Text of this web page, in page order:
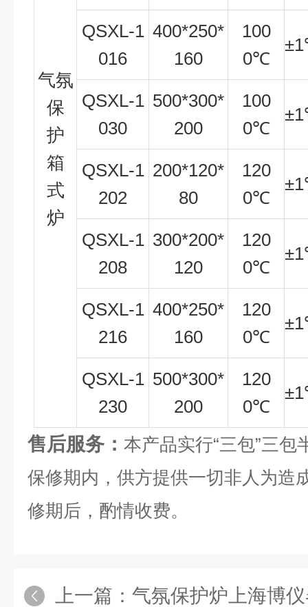
气氛
保
护
箱
式
炉
QSXL-1
016
400*250*
160
100
0℃
±1
QSXL-1
030
500*300*
200
100
0℃
±1
QSXL-1
202
200*120*
80
120
0℃
±1
QSXL-1
208
300*200*
120
120
0℃
±1
QSXL-1
216
400*250*
160
120
0℃
±1
QSXL-1
230
500*300*
200
120
0℃
±1
售后服务： 本产品实行“三包”三
保修期内，供方提供一切非人为造
修期后，酌情收费。
上一篇： 气氛保护炉上海博仪